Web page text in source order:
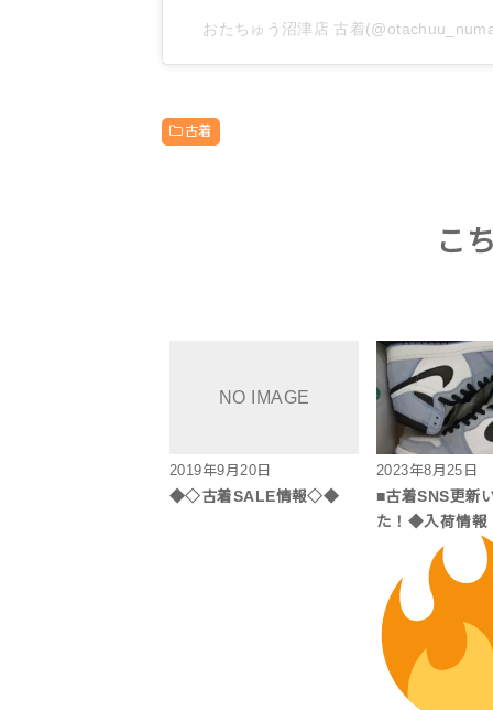
おたちゅう沼津店 古着
古着
こ
2019年9月20日
◆◇古着SALE情報◇◆
2023年8月25日
■古着SNS更新
た！◆入荷情報